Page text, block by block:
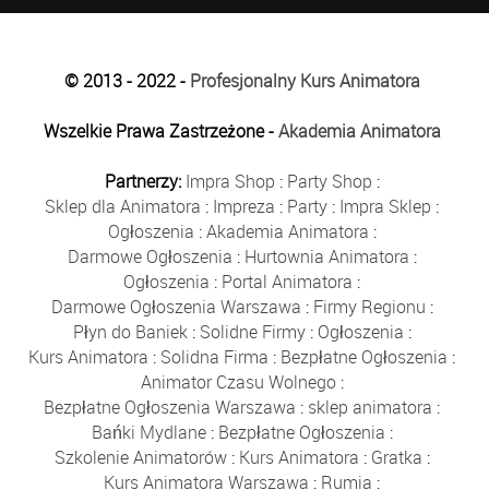
© 2013 - 2022 - Profesjonalny Kurs Animatora
Wszelkie Prawa Zastrzeżone -Akademia Animatora
Partnerzy: Impra Shop : Party Shop :
Sklep dla Animatora : Impreza : Party : Impra Sklep :
Ogłoszenia :Akademia Animatora :
Darmowe Ogłoszenia : Hurtownia Animatora :
Ogłoszenia : Portal Animatora :
Darmowe Ogłoszenia Warszawa : Firmy Regionu :
Płyn do Baniek: Solidne Firmy: Ogłoszenia :
Kurs Animatora : Solidna Firma : Bezpłatne Ogłoszenia :
Animator Czasu Wolnego:
Bezpłatne Ogłoszenia Warszawa : sklep animatora :
Bańki Mydlane: Bezpłatne Ogłoszenia :
Szkolenie Animatorów: Kurs Animatora : Gratka :
Kurs Animatora Warszawa : Rumia :